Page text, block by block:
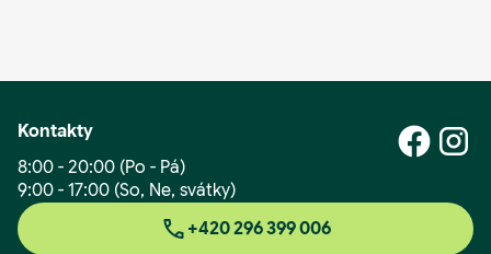
Kontakty
8:00 - 20:00 (Po - Pá)
9:00 - 17:00 (So, Ne, svátky)
+420 296 399 006